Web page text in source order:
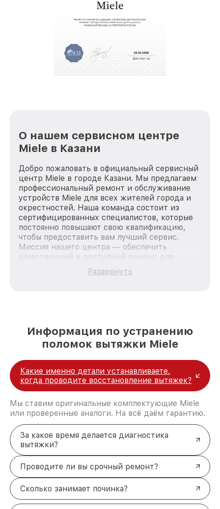
обеспечат доставку устройств в сервис в
За годы своей деятельности мы получали только
репутацию. Мы постоянно совершенствуемся и
стараемся каждый день делать наш сервис еще
О нашем сервисном центре
Miele в Казани
Добро пожаловать в официальный сервисный
центр Miele в городе Казани. Мы предлагаем
профессиональный ремонт и обслуживание
устройств Miele для всех жителей города и
окрестностей. Наша команда состоит из
сертифицированных специалистов, которые
постоянно повышают свою квалификацию,
чтобы предоставить вам лучший сервис.
Миссия нашего центра — обеспечить
качественный и доступный ремонт для
каждого пользователя продукции Miele, вне
зависимости от сложности поломки. Мы
и лояльности наших клиентов.
Развернуть
Информация по устранению
поломок вытяжки Miele
Какие именно детали устанавливаете,
когда проводите восстановление вытяжек?
Мы ставим оригинальные комплектующие Miele
или проверенные аналоги. На всё даём гарантию.
За какое время делается диагностика
вытяжки?
Проводите ли вы срочный ремонт?
Сколько занимает починка?